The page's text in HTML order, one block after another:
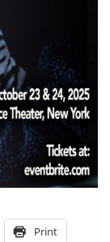
Print